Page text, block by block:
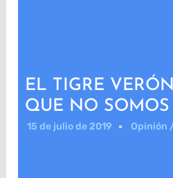
EL TIGRE
QUE NO SOMOS
15 de julio de 2019 Opinión